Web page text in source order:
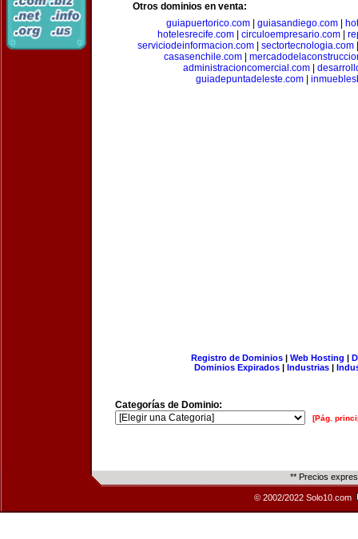
Otros dominios en venta:
guiapuertorico.com| guiasandiego.com|
hotelesrecife.com| circuloempresario.com|
serviciodeinformacion.com
sectortecnologia.com
casasenchile.com|
administracioncomercial.com|
guiadepuntadeleste.com
Registro de Dominios| Web Hosting |
Dominios Expirados | Industrias |
Categorías de Dominio:
[Pág.
** Precios
© 2002/2022 Solo10.com